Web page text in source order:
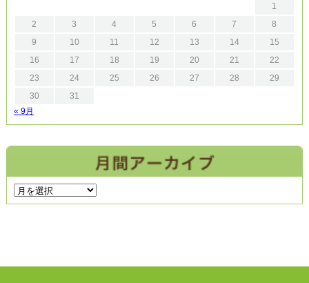
1
2
3 4 5 6 7
8
9
10 11 12 13 14
15
16
17 18 19 20 21
22
23
24 25 26 27 28
29
30
31
« 9月